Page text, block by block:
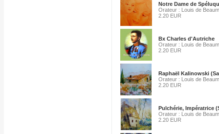
Notre Dame de
Orateur : Louis de
2.20 EUR
Bx Charles d'Autriche
Orateur : Louis de
2.20 EUR
Raphaël Kalinowski
Orateur : Louis de
2.20 EUR
Pulchérie, Impératrice
Orateur : Louis de
2.20 EUR